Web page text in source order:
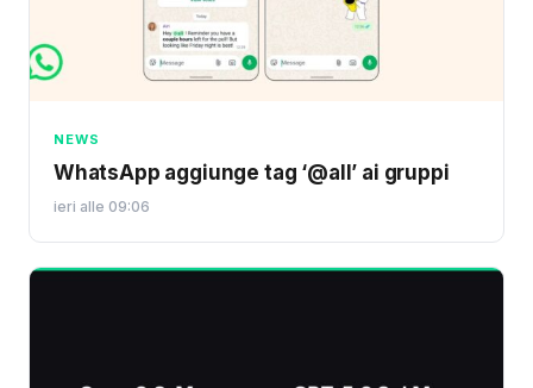
NEWS
WhatsApp aggiunge tag ‘@all’ ai gruppi
ieri alle 09:06